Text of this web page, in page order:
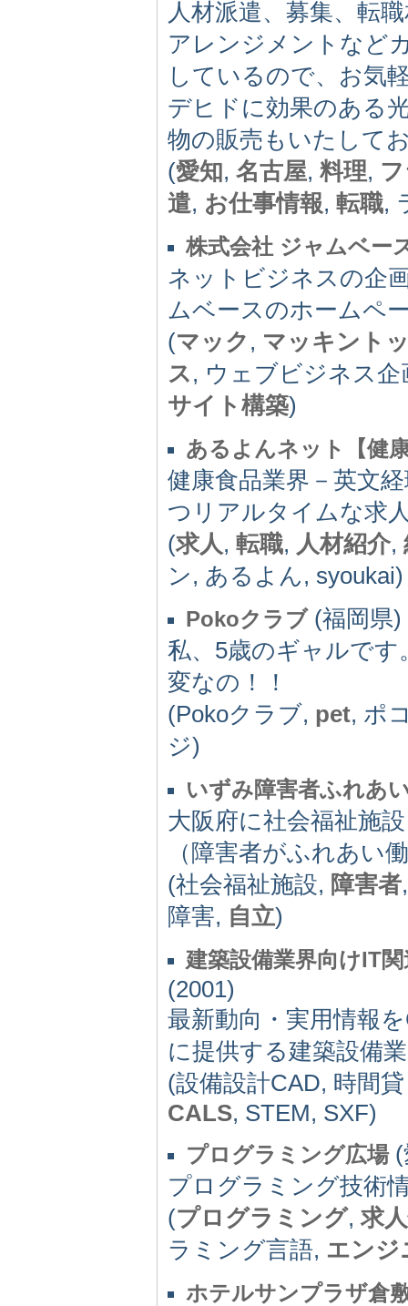
人材派遣、募集、転
アレンジメントなど
しているので、お気
デヒドに効果のある
物の販売もいたして
(愛知, 名古屋, 料理,
遣, お仕事情報, 転職,
株式会社 ジャムベー
ネットビジネスの企
ムベースのホームペ
(マック , マッキント
ス, ウェブビジネス
サイト構築)
あるよんネット【健
健康食品業界－英文
つリアルタイムな求
(求人, 転職, 人材紹介,
ン, あるよん, syoukai)
Pokoクラブ(福岡県)
私、5歳のギャルです
変なの！！
(Pokoクラブ, pet, ポ
ジ)
いずみ障害者ふれあ
大阪府に社会福祉施
（障害者がふれあい
(社会福祉施設, 障害者
障害, 自立)
建築設備業界向けIT
(2001)
最新動向・実用情報
に提供する建築設備
(設備設計CAD, 時間
CALS, STEM, SXF)
プログラミング広場(
プログラミング技術
(プログラミング,求
ラミング言語, エンジ
ホテルサンプラザ倉